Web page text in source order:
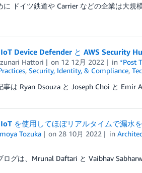
に ドイツ鉄道や Carrier などの企業は大
IoT Device Defender と AWS Security
Hattori on 12 12月 2022 in*Post
, Security, Identity, & Compliance,
事は Ryan Dsouza と Joseph Choi と
IoT を使用してほぼリアルタイムで漏水
Tozuka on 28 10月 2022 in
ログは、Mrunal Daftari と Vaibhav